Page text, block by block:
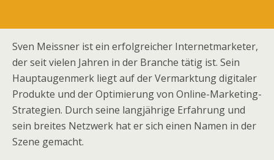
Sven Meissner ist ein erfolgreicher Internetmarketer,
der seit vielen Jahren in der Branche tätig ist. Sein
Hauptaugenmerk liegt auf der Vermarktung digitaler
Produkte und der Optimierung von Online-Marketing-
Strategien. Durch seine langjährige Erfahrung und
sein breites Netzwerk hat er sich einen Namen in der
Szene gemacht.